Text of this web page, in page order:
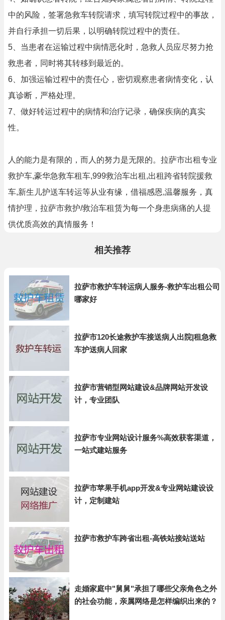
中的风险，签署急救车转院请求，填写转院过程中的事故，
并自行承担一切后果，以明确转院过程中的责任。
5、当患者在运输过程中病情恶化时，急救人员应尽努力抢
救患者，同时将其转移到最近的。
6、加强运输过程中的责任心，密切观察患者病情变化，认
真诊断，严格处理。
7、做好转运过程中的病情和治疗记录，确保疾病的真实
性。
人的能力是有限的，而人的努力是无限的。拉萨市出租专业
救护车,豪华急救车租车,999救治车出租,出租跨省转院援救
车,新生儿护送车转运等从业有缘，借福感恩,温馨服务，真
情护理，拉萨市救护/救治车租赁为每一个身患病痛的人提
供优质高效的真情服务！
相关推荐
拉萨市救护车转运病人服务-救护车出租公司
哪家好
拉萨市120长途救护车接送病人出院|租急救
车护送病人回家
拉萨市营销型网站建设&品牌网站开发设
计，专业团队
拉萨市专业网站设计服务%高效获客渠道，
一站式建站服务
拉萨市苹果手机app开发&专业网站建设设
计，定制建站
拉萨市救护车跨省出租-高铁站接站送站
走婚家庭中"舅舅"承担了哪些父亲角色之外
的社会功能，亲属网络是怎样编织出来的？